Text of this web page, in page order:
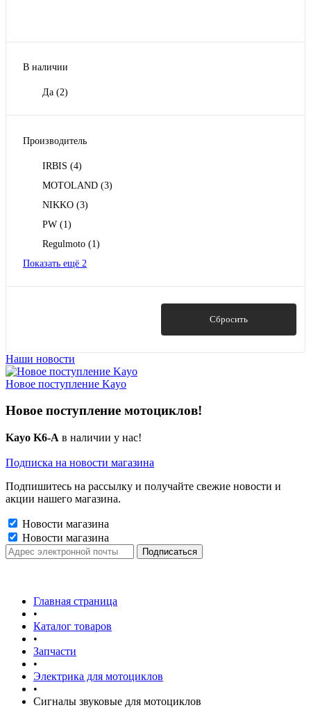
В наличии
Да (2)
Производитель
IRBIS (4)
MOTOLAND (3)
NIKKO (3)
PW (1)
Regulmoto (1)
Показать ещё 2
Сбросить
Наши новости
Новое поступление Kayo
Новое поступление мотоциклов!
Kayo K6-A в наличии у нас!
Подписка на новости магазина
Подпишитесь на рассылку и получайте свежие новости и
акции нашего магазина.
Новости магазина
Новости магазина
Главная страница
•
Каталог товаров
•
Запчасти
•
Электрика для мотоциклов
•
Сигналы звуковые для мотоциклов